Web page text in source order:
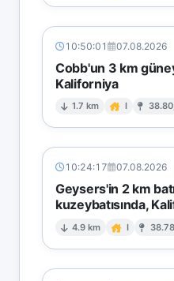
10:50:01 07.08.2026
Cobb'un 3 km
Kaliforniya
1.7 km I
10:24:17 07.08.2026
Geysers'in 2 km
kuzeybatısında,
4.9 km I